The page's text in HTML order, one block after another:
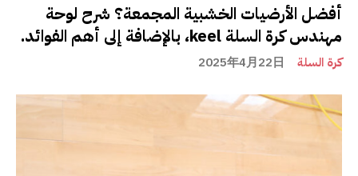
أفضل الأرضيات الخشبية المجمعة؟ شرح لوحة
مهندس كرة السلة keel، بالإضافة إلى أهم الفوائد.
كرة السلة 2025年4月22日